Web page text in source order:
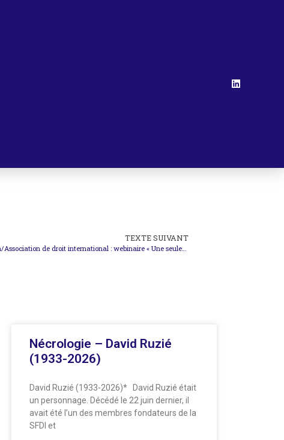
TEXTE SUIVANT
150 ans de l’International Law Association/Association de droit international : webinaire « Une seule santé »
Nécrologie – David Ruzié
(1933-2026)
David Ruzié (1933-2026)* David Ruzié était
un personnage. Décédé le 22 juin dernier, il
avait été l’un des membres fondateurs de la
SFDI et